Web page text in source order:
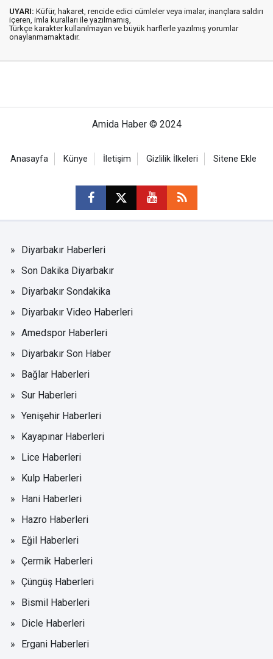
UYARI: Küfür, hakaret, rencide edici cümleler veya imalar, inançlara saldırı
içeren, imla kuralları ile yazılmamış,
Türkçe karakter kullanılmayan ve büyük harflerle yazılmış yorumlar
onaylanmamaktadır.
Amida Haber © 2024
Anasayfa Künye İletişim Gizlilik İlkeleri Sitene Ekle
Diyarbakır Haberleri
Son Dakika Diyarbakır
Diyarbakır Sondakika
Diyarbakır Video Haberleri
Amedspor Haberleri
Diyarbakır Son Haber
Bağlar Haberleri
Sur Haberleri
Yenişehir Haberleri
Kayapınar Haberleri
Lice Haberleri
Kulp Haberleri
Hani Haberleri
Hazro Haberleri
Eğil Haberleri
Çermik Haberleri
Çüngüş Haberleri
Bismil Haberleri
Dicle Haberleri
Ergani Haberleri